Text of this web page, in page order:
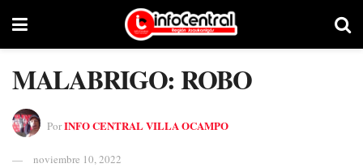
MALABRIGO: ROBO
PorINFO CENTRAL VILLA OCAMPO
noviembre 10, 2022